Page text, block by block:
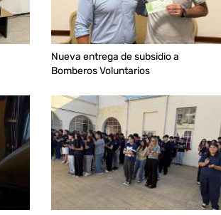
Nueva entrega de subsidio a
Bomberos Voluntarios